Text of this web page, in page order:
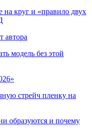
на круг и «правило двух
автора
модель без этой
стрейч пленку на
образуются и почему